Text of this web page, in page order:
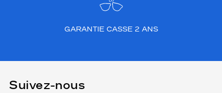
GARANTIE CASSE 2 ANS
Suivez-nous